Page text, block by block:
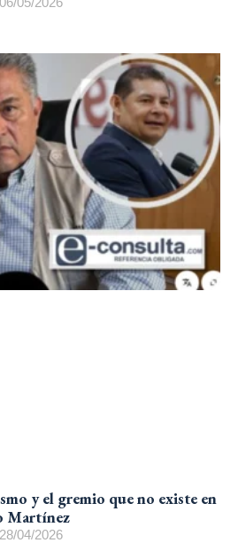
y el gremio que no existe en
Martínez
28/04/2026